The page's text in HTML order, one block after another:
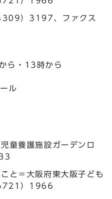
）3197、ファクス
ら・13時から
ル
童養護施設ガーデンロ
と＝大阪府東大阪子ども
）1966